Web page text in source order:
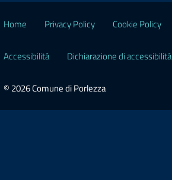
Home Privacy Policy Cookie Policy
Accessibilità Dichiarazione di accessibilità
© 2026 Comune di Porlezza